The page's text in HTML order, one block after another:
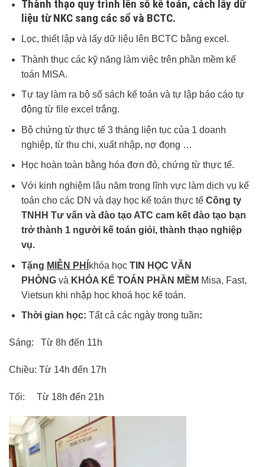
Thành thạo quy trình lên sổ kế toán, cách lấy dữ
liệu từ NKC sang các sổ và BCTC.
Lọc, thiết lập và lấy dữ liệu lên BCTC bằng excel.
Thành thục các kỹ năng làm việc trên phần mềm kế
toán MISA.
Tự tay làm ra bộ sổ sách kế toán và tự lập báo cáo tự
động từ file excel trắng.
Bộ chứng từ thực tế 3 tháng liên tục của 1 doanh
nghiệp, từ thu chi, xuất nhập, nợ đọng …
Học hoàn toàn bằng hóa đơn đỏ, chứng từ thực tế.
Với kinh nghiệm lâu năm trong lĩnh vực làm dịch vụ kế
toán cho các DN và dạy học kế toán thực tế Công ty
TNHH Tư vấn và đào tạo ATC cam kết đào tạo bạn
trở thành 1 người kế toán giỏi, thành thạo nghiệp
vụ.
Tặng MIỄN PHÍ khóa học TIN HỌC VĂN
PHÒNGvà KHÓA KẾ TOÁN PHẦN MỀM Misa, Fast,
Vietsun khi nhập học khoá học kế toán.
Thời gian học: Tất cả các ngày trong tuần:
Sáng: Từ 8h đến 11h
Chiều: Từ 14h đến 17h
Tối: Từ 18h đến 21h